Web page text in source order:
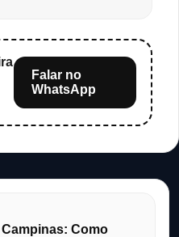
Falar no
WhatsApp
Como